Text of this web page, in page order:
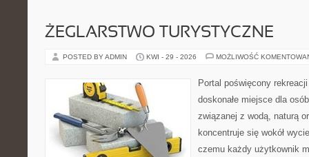
ŻEGLARSTWO TURYSTYCZNE
POSTED BY ADMIN KWI - 29 - 2026 MOŻLIWOŚĆ
Portal poświęcony
doskonałe miejsce dla
związanej z wodą, naturą
koncentruje się wokół
czemu każdy użytkownik